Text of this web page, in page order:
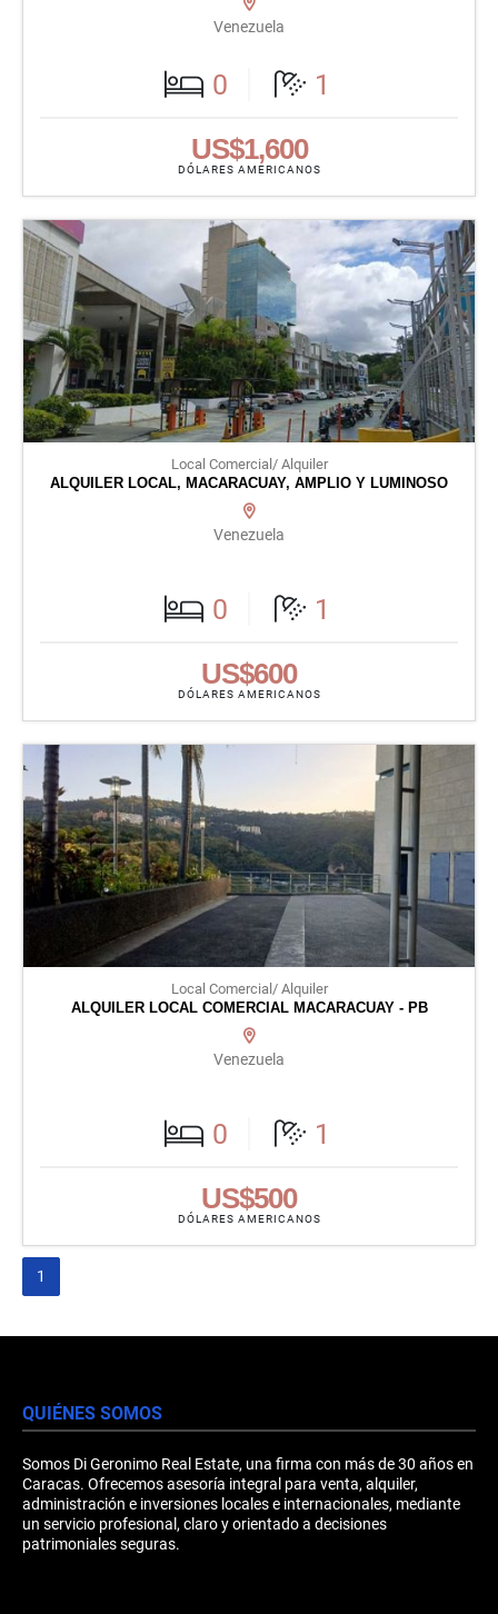
Venezuela
0 1
US$1,600
DÓLARES AMERICANOS
Local Comercial/ Alquiler
ALQUILER LOCAL, MACARACUAY, AMPLIO Y LUMINOSO
Venezuela
0 1
US$600
DÓLARES AMERICANOS
Local Comercial/ Alquiler
ALQUILER LOCAL COMERCIAL MACARACUAY - PB
Venezuela
0 1
US$500
DÓLARES AMERICANOS
1
QUIÉNES SOMOS
Somos Di Geronimo Real Estate, una firma con más de 30 años en
Caracas. Ofrecemos asesoría integral para venta, alquiler,
administración e inversiones locales e internacionales, mediante
un servicio profesional, claro y orientado a decisiones
patrimoniales seguras.